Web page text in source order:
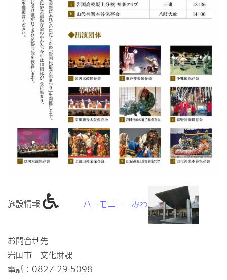
施設情報 ハーモニー みわ
お問合せ先
岩国市 文化財課
電話：0827-29-5098